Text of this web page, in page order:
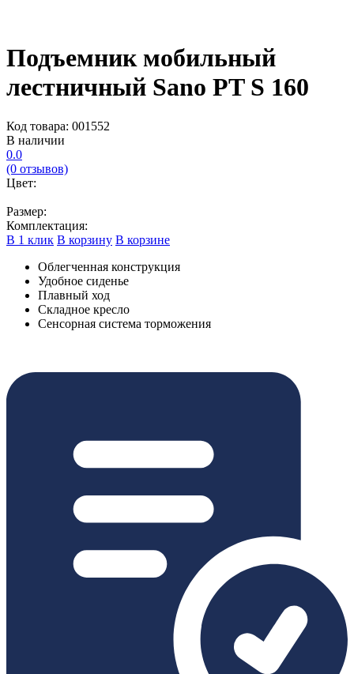
Подъемник мобильный
лестничный Sano PT S 160
Код товара: 001552
В наличии
0.0
(0 отзывов)
Цвет:
Размер:
Комплектация:
В 1 клик В корзину В корзине
Облегченная конструкция
Удобное сиденье
Плавный ход
Складное кресло
Сенсорная система торможения